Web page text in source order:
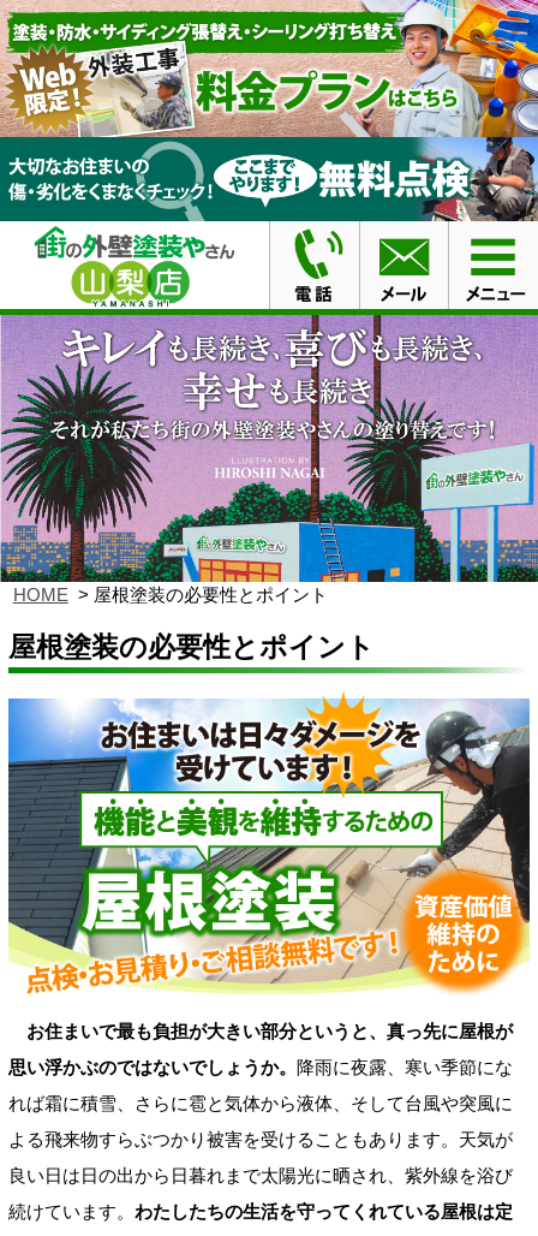
HOME 屋根塗装の必要性とポイント
屋根塗装の必要性とポイント
お住まいで最も負担が大きい部分というと、真っ先に屋根が
思い浮かぶのではないでしょうか。 降雨に夜露、寒い季節にな
れば霜に積雪、さらに雹と気体から液体、そして台風や突風に
よる飛来物すらぶつかり被害を受けることもあります。天気が
良い日は日の出から日暮れまで太陽光に晒され、紫外線を浴び
続けています。 わたしたちの生活を守ってくれている屋根は定